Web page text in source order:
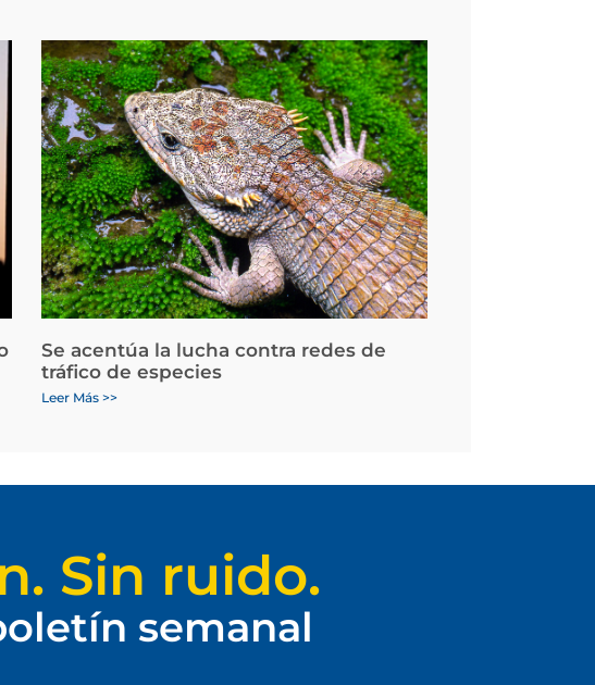
Se acentúa la lucha contra redes de
tráfico de especies
Leer Más >>
Sin ruido.
semanal